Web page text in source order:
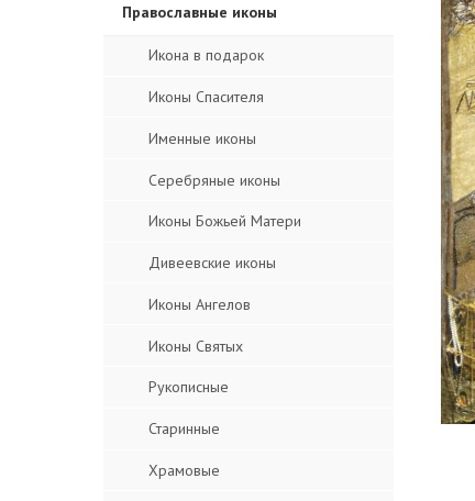
Православные иконы
Икона в подарок
Иконы Спасителя
Именные иконы
Серебряные иконы
Иконы Божьей Матери
Дивеевские иконы
Иконы Ангелов
Иконы Святых
Рукописные
Старинные
Храмовые